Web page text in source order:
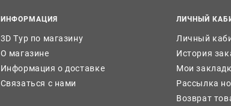
ИНФОРМАЦИЯ
3D Тур по магазину
О магазине
Информация о доставке
Связаться с нами
ЛИЧНЫЙ
Личный
История
Мои
Рассылка
Возврат